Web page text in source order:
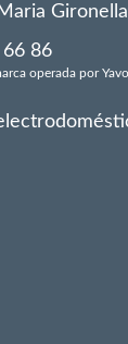
86
operada por